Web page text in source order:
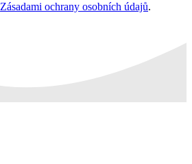
Zásadami ochrany osobních údajů.